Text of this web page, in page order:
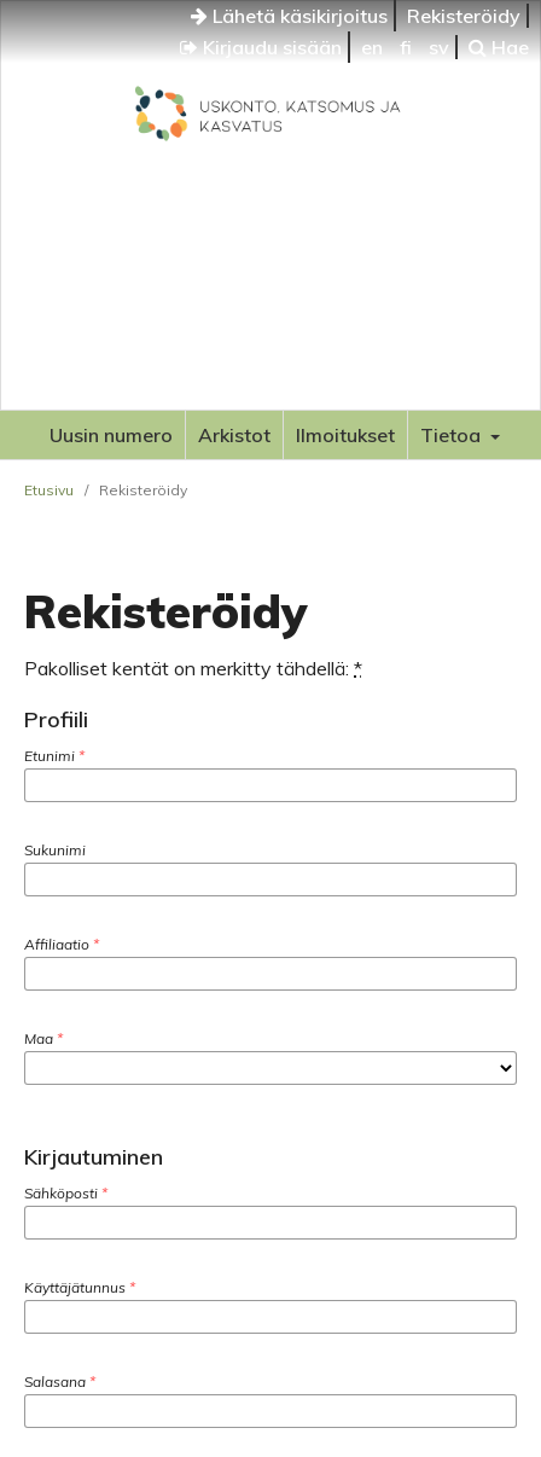
Lähetä käsikirjoitus
Rekisteröidy
Kirjaudu sisään
en fi sv Hae
Uusin numero Arkistot Ilmoitukset Tietoa
Etusivu / Rekisteröidy
Rekisteröidy
Pakolliset kentät on merkitty tähdellä: *
Profiili
Etunimi *
Sukunimi
Affiliaatio *
Maa *
Kirjautuminen
Sähköposti *
Käyttäjätunnus *
Salasana *